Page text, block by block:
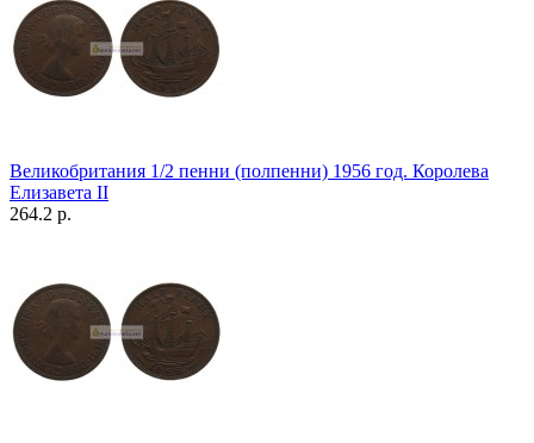
Великобритания 1/2 пенни (полпенни) 1956 год. Королева
Елизавета II
264.2 р.